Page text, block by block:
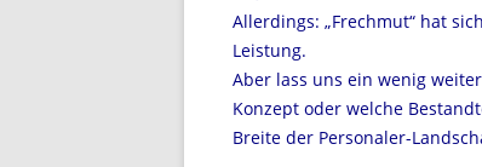
Allerdings: „Frechmut“ hat
Leistung.
Aber lass uns ein wenig
Konzept oder welche
Breite der Personaler-